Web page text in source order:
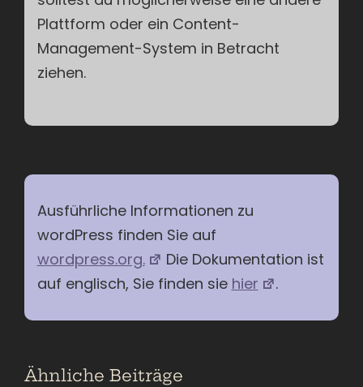
Plattform oder ein Content-
Management-System in Betracht
ziehen.
Ausführliche Informationen zu
wordPress finden Sie auf
wordpress.org.
Die Dokumentation ist
auf englisch, Sie finden sie hier .
Ähnliche Beiträge